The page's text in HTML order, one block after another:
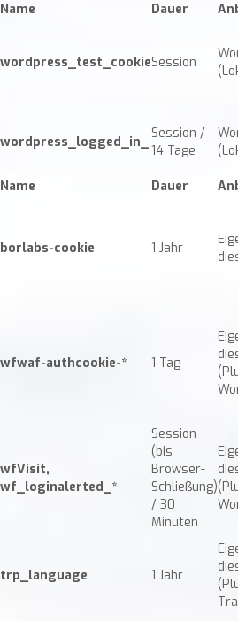
Name
Dauer
wordpress_test_cookieSession
wordpress_logged_in_
Session /
14 Tage
Name
Dauer
borlabs-cookie 1 Jahr
wfwaf-authcookie-* 1 Tag
wfVisit,
wf_loginalerted_*
Session
(bis
Browser-
Schließung)
/ 30
Minuten
trp_language 1 Jahr